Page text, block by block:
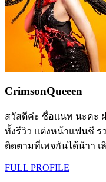
CrimsonQueeen
สวัสดีค่ะ ชื่อแนท นะคะ ฝ
ทั้งรีวิว แต่งหน้าแฟนชี ร
ติดตามที่เพจกันได้น้าา
FULL PROFILE